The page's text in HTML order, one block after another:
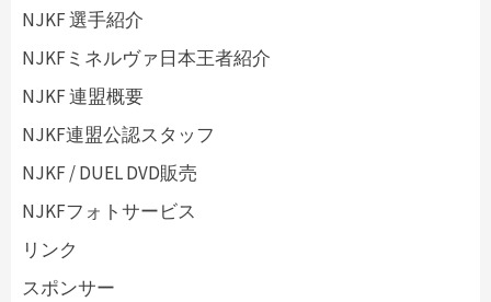
NJKF 選手紹介
NJKFミネルヴァ日本王者紹介
NJKF 連盟概要
NJKF連盟公認スタッフ
NJKF / DUEL DVD販売
NJKFフォトサービス
リンク
スポンサー